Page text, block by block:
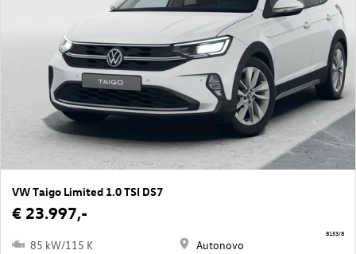
VW Taigo Limited 1.0 TSI DS7
€ 23.997,-
85 kW/115 K
Autonovo
8153/8